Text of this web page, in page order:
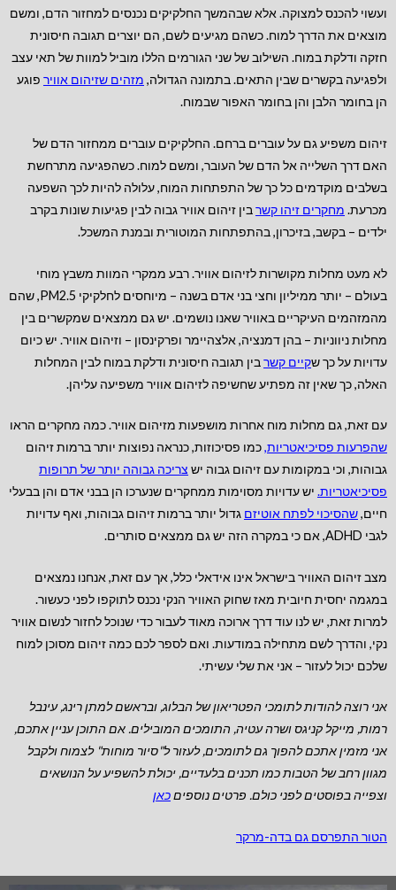
ועשוי להכנס למצוקה. אלא שבהמשך החלקיקים נכנסים למחזור הדם, ומשם
מוצאים את הדרך למוח. כשהם מגיעים לשם, הם יוצרים תגובה חיסונית
חזקה ודלקת במוח. השילוב של שני הגורמים הללו מוביל למוות של תאי עצב
ולפגיעה בקשרים שבין התאים. בתמונה הגדולה, מזהים שזיהום אוויר פוגע
הן בחומר הלבן והן בחומר האפור שבמוח.
זיהום משפיע גם על עוברים ברחם. החלקיקים עוברים ממחזור הדם של
האם דרך השלייה אל הדם של העובר, ומשם למוח. כשהפגיעה מתרחשת
בשלבים מוקדמים כל כך של התפתחות המוח, עלולה להיות לכך השפעה
מכרעת. מחקרים זיהו קשרבין זיהום אוויר גבוה לבין פגיעות שונות בקרב
ילדים – בקשב, בזיכרון, בהתפתחות המוטורית ובמנת המשכל.
לא מעט מחלות מקושרות לזיהום אוויר. רבע ממקרי המוות משבץ מוחי
בעולם – יותר ממיליון וחצי בני אדם בשנה – מיוחסים לחלקיקי PM2.5, שהם
מהמזהמים העיקריים באוויר שאנו נושמים. יש גם ממצאים שמקשרים בין
מחלות ניווניות – בהן דמנציה, אלצהיימר ופרקינסון – וזיהום אוויר. יש כיום
עדויות על כך שקיים קשרבין תגובה חיסונית ודלקת במוח לבין המחלות
האלה, כך שאין זה מפתיע שחשיפה לזיהום אוויר משפיעה עליהן.
עם זאת, גם מחלות מוח אחרות מושפעות מזיהום אוויר. כמה מחקרים הראו
שהפרעות פסיכיאטריות,כמו פסיכוזות, כנראה נפוצות יותר ברמות זיהום
גבוהות, וכי במקומות עם זיהום גבוה יש צריכה גבוהה יותר של תרופות
פסיכיאטריות. יש עדויות מסוימות ממחקרים שנערכו הן בבני אדם והן בבעלי
חיים,שהסיכוי לפתח אוטיזם גדול יותר ברמות זיהום גבוהות, ואף עדויות
לגבי ADHD, אם כי במקרה הזה יש גם ממצאים סותרים.
מצב זיהום האוויר בישראל אינו אידאלי כלל, אך עם זאת, אנחנו נמצאים
במגמה יחסית חיובית מאז שחוק האוויר הנקי נכנס לתוקפו לפני כעשור.
למרות זאת, יש לנו עוד דרך ארוכה מאוד לעבור כדי שנוכל לחזור לנשום אוויר
נקי, והדרך לשם מתחילה במודעות. ואם לספר לכם כמה זיהום מסוכן למוח
שלכם יכול לעזור – אני את שלי עשיתי.
אני רוצה להודות לתומכי הפטריאון של הבלוג, ובראשם למתן רינג, עינבל
רמות, מייקל קניגס ושרה עטיה, התומכים המובילים.אם התוכן עניין אתכם,
אני מזמין אתכם להפוך גם לתומכים, לעזור ל"סיור מוחות" לצמוח ולקבל
מגוון רחב של הטבות כמו תכנים בלעדיים, יכולת להשפיע על הנושאים
וצפייה בפוסטים לפני כולם. פרטים נוספיםכאן
הטור התפרסם גם בדה-מרקר